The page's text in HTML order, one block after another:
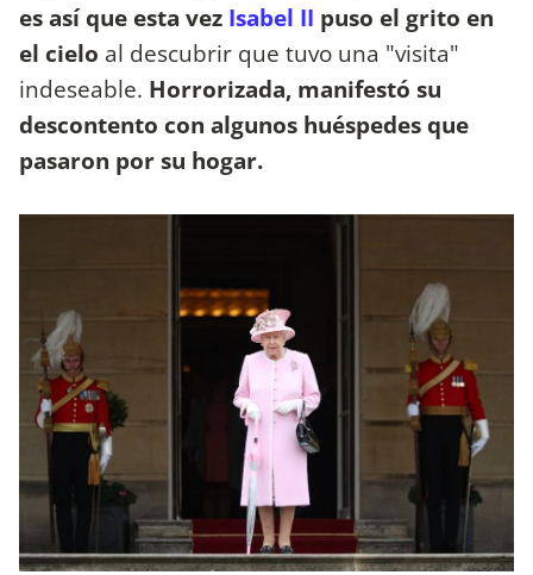
es así que esta vez Isabel II puso el grito en
el cielo al descubrir que tuvo una "visita"
indeseable. Horrorizada, manifestó su
descontento con algunos huéspedes que
pasaron por su hogar.